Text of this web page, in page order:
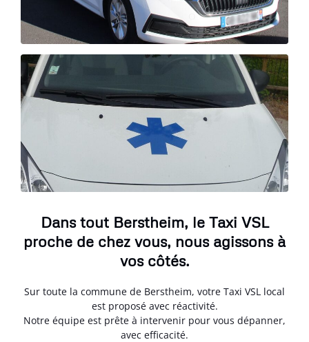
Dans tout Berstheim, le Taxi VSL
proche de chez vous, nous agissons à
vos côtés.
Sur toute la commune de Berstheim, votre Taxi VSL local
est proposé avec réactivité.
Notre équipe est prête à intervenir pour vous dépanner,
avec efficacité.